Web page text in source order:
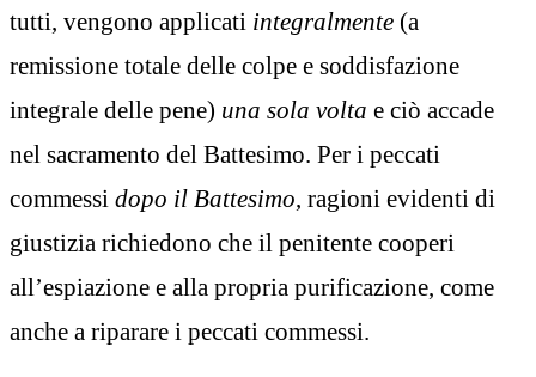
tutti, vengono applicati integralmente (a
remissione totale delle colpe e soddisfazione
integrale delle pene) una sola volta e ciò accade
nel sacramento del Battesimo. Per i peccati
commessi dopo il Battesimo, ragioni evidenti di
giustizia richiedono che il penitente cooperi
all’espiazione e alla propria purificazione, come
anche a riparare i peccati commessi.